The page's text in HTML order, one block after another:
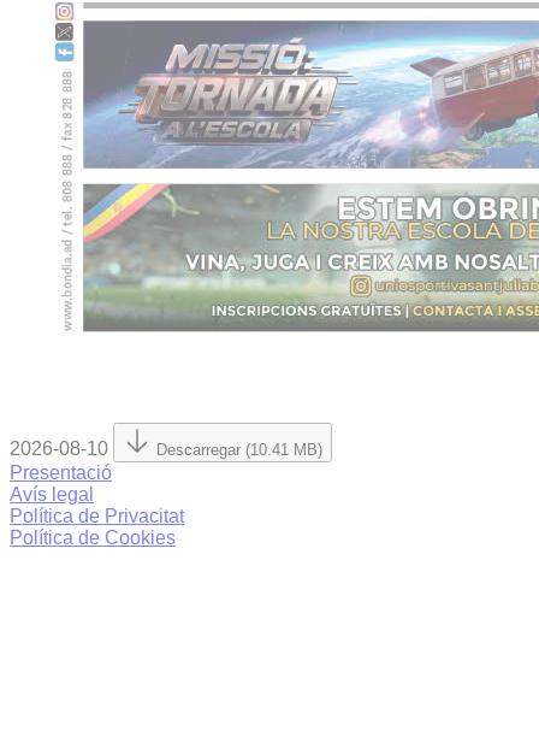
2026-08-10 Descarregar (10.41 MB)
Presentació
Avís legal
Política de Privacitat
Política de Cookies